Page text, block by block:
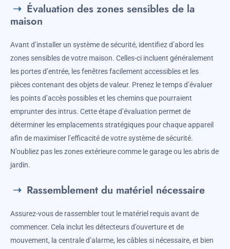
Évaluation des zones sensibles de la
maison
Avant d’installer un système de sécurité, identifiez d’abord les
zones sensibles de votre maison. Celles-ci incluent généralement
les portes d’entrée, les fenêtres facilement accessibles et les
pièces contenant des objets de valeur. Prenez le temps d’évaluer
les points d’accès possibles et les chemins que pourraient
emprunter des intrus. Cette étape d’évaluation permet de
déterminer les emplacements stratégiques pour chaque appareil
afin de maximiser l’efficacité de votre système de sécurité.
N’oubliez pas les zones extérieure comme le garage ou les abris de
jardin.
Rassemblement du matériel nécessaire
Assurez-vous de rassembler tout le matériel requis avant de
commencer. Cela inclut les détecteurs d’ouverture et de
mouvement, la centrale d’alarme, les câbles si nécessaire, et bien